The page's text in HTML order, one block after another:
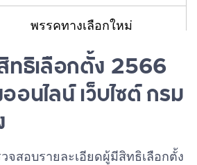
พรรคทางเลือกใหม่
พรรคก้าวไกล
ทธิเลือกตั้ง 2566
อนไลน์ เว็บไซต์ กรม
จสอบรายละเอียดผู้มีสิทธิเลือกตั้ง